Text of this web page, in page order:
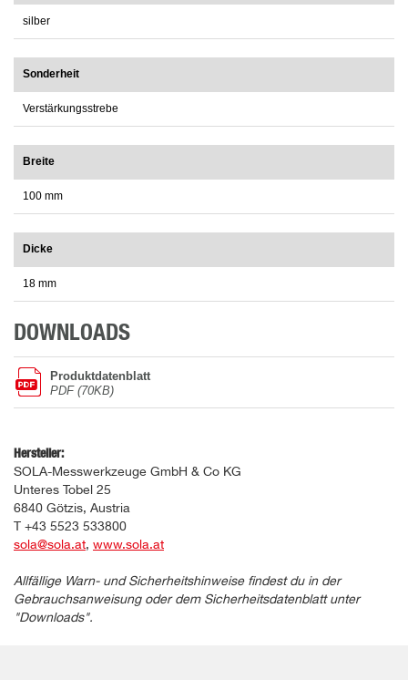
silber
Sonderheit
Verstärkungsstrebe
Breite
100 mm
Dicke
18 mm
DOWNLOADS
Produktdatenblatt
PDF (70KB)
Hersteller:
SOLA-Messwerkzeuge GmbH & Co KG
Unteres Tobel 25
6840 Götzis, Austria
T +43 5523 533800
sola@sola.at, www.sola.at
Allfällige Warn- und Sicherheitshinweise findest du in der
Gebrauchsanweisung oder dem Sicherheitsdatenblatt unter
"Downloads".